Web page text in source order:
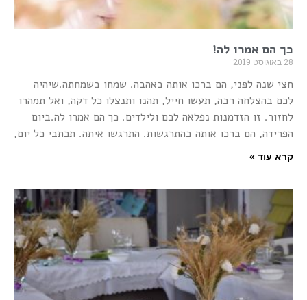
כך הם אמרו לה!
28 באוגוסט 2019
חצי שנה לפני, הם ברכו אותה באהבה. שמחו בשמחתה.שיהיה
לכם בהצלחה רבה, תעשו חייל, תהנו ותנצלו כל דקה, ואל תמהרו
לחזור. זו הזדמנות נפלאה לכם ולילדים. כך הם אמרו לה.ביום
הפרידה, הם ברכו אותה בהתרגשות. התרגשו איתה. תכתבי כל יום,
קרא עוד »